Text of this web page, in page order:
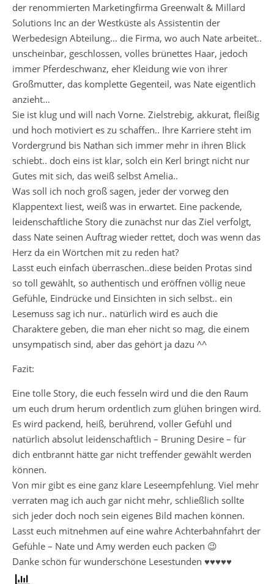
der renommierten Marketingfirma Greenwalt & Millard
Solutions Inc an der Westküste als Assistentin der
Werbedesign Abteilung… die Firma, wo auch Nate arbeitet..
unscheinbar, geschlossen, volles brünettes Haar, jedoch
immer Pferdeschwanz, eher Kleidung wie von ihrer
Großmutter, das komplette Gegenteil, was Nate eigentlich
anzieht…
Sie ist klug und will nach Vorne. Zielstrebig, akkurat, fleißig
und hoch motiviert es zu schaffen.. Ihre Karriere steht im
Vordergrund bis Nathan sich immer mehr in ihren Blick
schiebt.. doch eins ist klar, solch ein Kerl bringt nicht nur
Gutes mit sich, das weiß selbst Amelia..
Was soll ich noch groß sagen, jeder der vorweg den
Klappentext liest, weiß was in erwartet. Eine packende,
leidenschaftliche Story die zunächst nur das Ziel verfolgt,
dass Nate seinen Auftrag wieder rettet, doch was wenn das
Herz da ein Wörtchen mit zu reden hat?
Lasst euch einfach überraschen..diese beiden Protas sind
so toll gewählt, so authentisch und eröffnen völlig neue
Gefühle, Eindrücke und Einsichten in sich selbst.. ein
Lesemuss sag ich nur.. natürlich wird es auch die
Charaktere geben, die man eher nicht so mag, die einem
unsympatisch sind, aber das gehört ja dazu ^^
Fazit:
Eine tolle Story, die euch fesseln wird und die den Raum
um euch drum herum ordentlich zum glühen bringen wird.
Es wird packend, heiß, berührend, voller Gefühl und
natürlich absolut leidenschaftlich – Bruning Desire – für
dich entbrannt hätte gar nicht treffender gewählt werden
können.
Von mir gibt es eine ganz klare Leseempfehlung. Viel mehr
verraten mag ich auch gar nicht mehr, schließlich sollte
sich jeder doch noch sein eigenes Bild machen können.
Lasst euch mitnehmen auf eine wahre Achterbahnfahrt der
Gefühle – Nate und Amy werden euch packen 😉
Danke schön für wunderschöne Lesestunden ♥♥♥♥♥